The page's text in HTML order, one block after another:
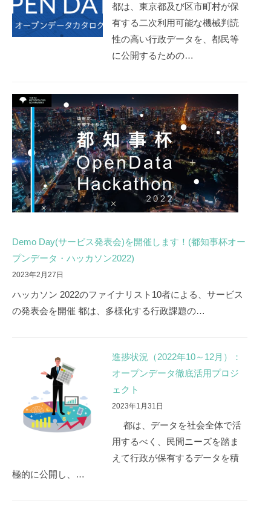
都は、東京都及び区市町村が保
有する二次利用可能な機械判読
性の高い行政データを、都民等
に公開するための…
Demo Day(サービス発表会)を開催します！(都知事杯オー
プンデータ・ハッカソン2022)
2023年2月27日
ハッカソン 2022のファイナリスト10者による、サービス
の発表会を開催 都は、多様化する行政課題の…
進捗状況（2022年10～12月）：
オープンデータ徹底活用プロジ
ェクト
2023年1月31日
都は、データを社会全体で活
用するべく、民間ニーズを踏ま
えて行政が保有するデータを積
極的に公開し、…